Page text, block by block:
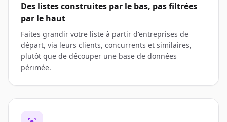
Des listes construites par le bas, pas filtrées
par le haut
Faites grandir votre liste à partir d'entreprises de
départ, via leurs clients, concurrents et similaires,
plutôt que de découper une base de données
périmée.